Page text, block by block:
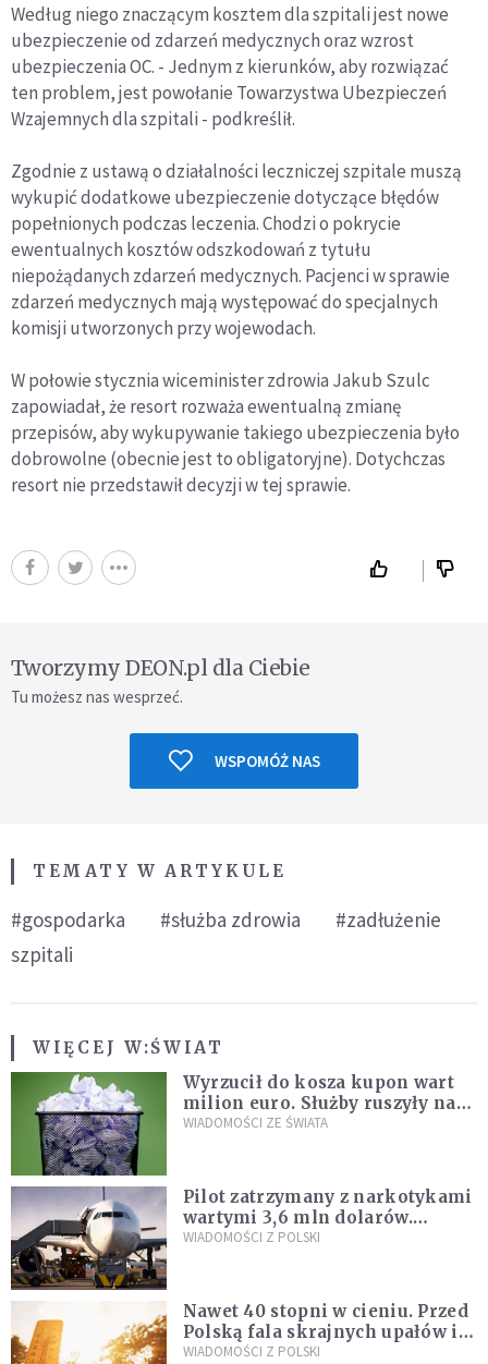
Według niego znaczącym kosztem dla szpitali jest nowe
ubezpieczenie od zdarzeń medycznych oraz wzrost
ubezpieczenia OC. - Jednym z kierunków, aby rozwiązać
ten problem, jest powołanie Towarzystwa Ubezpieczeń
Wzajemnych dla szpitali - podkreślił.
Zgodnie z ustawą o działalności leczniczej szpitale muszą
wykupić dodatkowe ubezpieczenie dotyczące błędów
popełnionych podczas leczenia. Chodzi o pokrycie
ewentualnych kosztów odszkodowań z tytułu
niepożądanych zdarzeń medycznych. Pacjenci w sprawie
zdarzeń medycznych mają występować do specjalnych
komisji utworzonych przy wojewodach.
W połowie stycznia wiceminister zdrowia Jakub Szulc
zapowiadał, że resort rozważa ewentualną zmianę
przepisów, aby wykupywanie takiego ubezpieczenia było
dobrowolne (obecnie jest to obligatoryjne). Dotychczas
resort nie przedstawił decyzji w tej sprawie.
Tworzymy DEON.pl dla Ciebie
Tu możesz nas wesprzeć.
WSPOMÓŻ NAS
TEMATY W ARTYKULE
#gospodarka #służba zdrowia
#zadłużenie
szpitali
WIĘCEJ W:ŚWIAT
Wyrzucił do kosza kupon wart
milion euro. Służby ruszyły na
poszukiwania
WIADOMOŚCI ZE ŚWIATA
Pilot zatrzymany z narkotykami
wartymi 3,6 mln dolarów.
Śledczy podejrzewają, że latał
WIADOMOŚCI Z POLSKI
Nawet 40 stopni w cieniu. Przed
Polską fala skrajnych upałów i
gwałtowne burze
WIADOMOŚCI Z POLSKI